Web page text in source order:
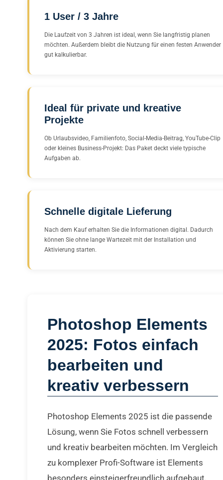
1 User / 3 Jahre
Die Laufzeit von 3 Jahren ist ideal, wenn Sie langfristig planen
möchten. Außerdem bleibt die Nutzung für einen festen Anwender
gut kalkulierbar.
Ideal für private und kreative
Projekte
Ob Urlaubsvideo, Familienfoto, Social-Media-Beitrag, YouTube-Clip
oder kleines Business-Projekt: Das Paket deckt viele typische
Aufgaben ab.
Schnelle digitale Lieferung
Nach dem Kauf erhalten Sie die Informationen digital. Dadurch
können Sie ohne lange Wartezeit mit der Installation und
Aktivierung starten.
Photoshop Elements
2025: Fotos einfach
bearbeiten und
kreativ verbessern
Photoshop Elements 2025 ist die passende
Lösung, wenn Sie Fotos schnell verbessern
und kreativ bearbeiten möchten. Im Vergleich
zu komplexer Profi-Software ist Elements
besonders einsteigerfreundlich aufgebaut.